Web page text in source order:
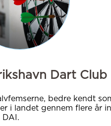
Dart Club
bedre kendt
i landet gennem flere år